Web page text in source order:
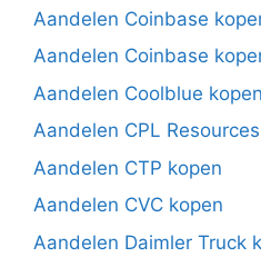
Aandelen Coinbase
Aandelen Coinbase
Aandelen Coolblue kopen
Aandelen CPL
Aandelen CTP kopen
Aandelen CVC kopen
Aandelen Daimler Truck